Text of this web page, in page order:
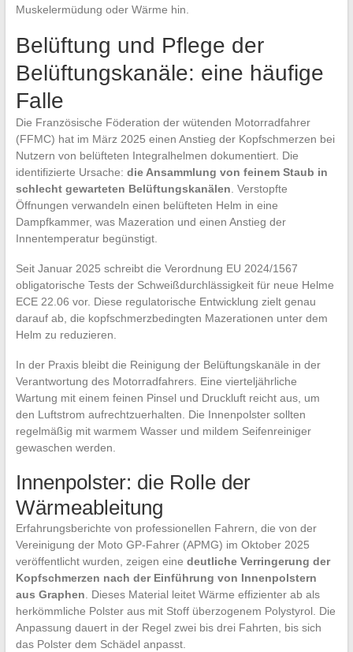
Muskelermüdung oder Wärme hin.
Belüftung und Pflege der
Belüftungskanäle: eine häufige
Falle
Die Französische Föderation der wütenden Motorradfahrer
(FFMC) hat im März 2025 einen Anstieg der Kopfschmerzen bei
Nutzern von belüfteten Integralhelmen dokumentiert. Die
identifizierte Ursache: die Ansammlung von feinem Staub in
schlecht gewarteten Belüftungskanälen . Verstopfte
Öffnungen verwandeln einen belüfteten Helm in eine
Dampfkammer, was Mazeration und einen Anstieg der
Innentemperatur begünstigt.
Seit Januar 2025 schreibt die Verordnung EU 2024/1567
obligatorische Tests der Schweißdurchlässigkeit für neue Helme
ECE 22.06 vor. Diese regulatorische Entwicklung zielt genau
darauf ab, die kopfschmerzbedingten Mazerationen unter dem
Helm zu reduzieren.
In der Praxis bleibt die Reinigung der Belüftungskanäle in der
Verantwortung des Motorradfahrers. Eine vierteljährliche
Wartung mit einem feinen Pinsel und Druckluft reicht aus, um
den Luftstrom aufrechtzuerhalten. Die Innenpolster sollten
regelmäßig mit warmem Wasser und mildem Seifenreiniger
gewaschen werden.
Innenpolster: die Rolle der
Wärmeableitung
Erfahrungsberichte von professionellen Fahrern, die von der
Vereinigung der Moto GP-Fahrer (APMG) im Oktober 2025
veröffentlicht wurden, zeigen eine deutliche Verringerung der
Kopfschmerzen nach der Einführung von Innenpolstern
aus Graphen . Dieses Material leitet Wärme effizienter ab als
herkömmliche Polster aus mit Stoff überzogenem Polystyrol. Die
Anpassung dauert in der Regel zwei bis drei Fahrten, bis sich
das Polster dem Schädel anpasst.